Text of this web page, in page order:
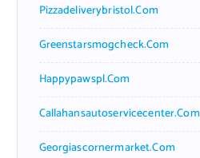
Pizzadeliverybristol.com
Greenstarsmogcheck.com
Happypawspl.com
Callahansautoservicecenter.com
Georgiascornermarket.com